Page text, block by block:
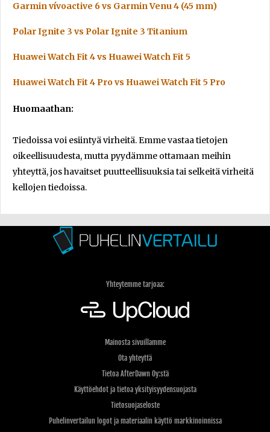
Garmin vívoactive 6 vs Garmin Venu 4 (45 mm)
Polar Ignite 3 vs Polar Ignite 3 Titanium
Huawei Watch Fit 4 vs Huawei Watch Fit 5
Huawei Watch Fit 4 Pro vs Huawei Watch Fit 5 Pro
Huomaathan:
Tiedoissa voi esiintyä virheitä. Emme vastaa tietojen
oikeellisuudesta, mutta pyydämme ottamaan meihin
yhteyttä, jos havaitset puutteellisuuksia tai selkeitä virheitä
kellojen tiedoissa.
Yhteytemme tarjoaa:
Mainosta sivuillamme
Ota yhteyttä
Tietoa AfterDawn Oy:stä
Käyttöehdot ja tietoa yksityisyydensuojasta
Tietosuojaseloste
Puhelinvertailun logot ja materiaalin käyttö markkinoinnissa